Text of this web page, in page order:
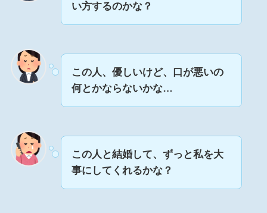
い方するのかな？
この人、優しいけど、口が悪いの
何とかならないかな…
この人と結婚して、ずっと私を大
事にしてくれるかな？